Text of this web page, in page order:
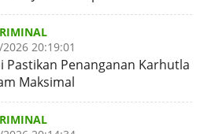
dan Apresiasi
20:19:01
Pastikan Penanganan Karhutla
Maksimal